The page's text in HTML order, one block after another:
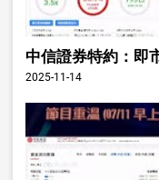
中信證券特約：即
2025-11-14